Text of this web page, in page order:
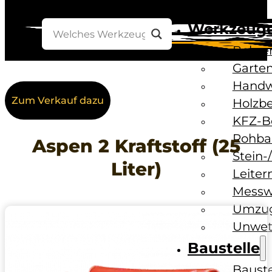
KFZ-
Baustelle
Zum Verkauf dazu
Aspen 2 Kraftstoff (25
Liter)